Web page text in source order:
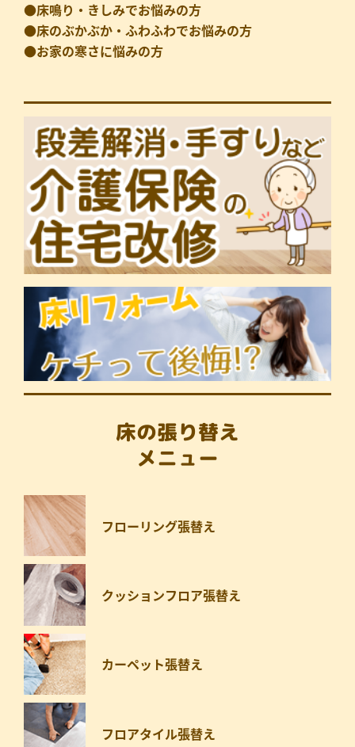
●床鳴り・きしみでお悩みの方
●床のぶかぶか・ふわふわでお悩みの方
●お家の寒さに悩みの方
床の張り替え
メニュー
フローリング張替え
クッションフロア張替え
カーペット張替え
フロアタイル張替え